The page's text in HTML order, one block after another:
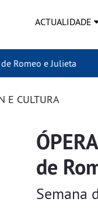
ACTUALIDADE
Romeo e Julieta
E CULTURA
de
Semana